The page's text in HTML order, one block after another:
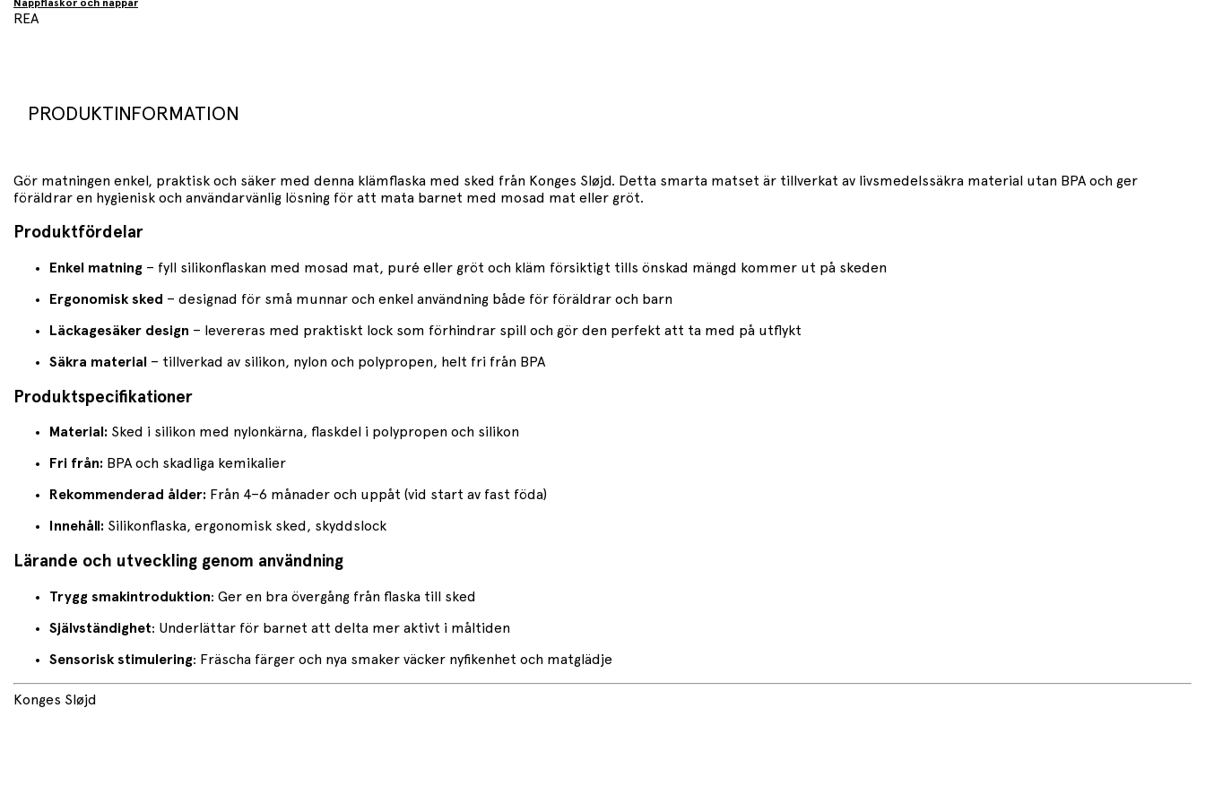
Nappflaskor och nappar
REA
PRODUKTINFORMATION
Gör matningen enkel, praktisk och säker med denna klämflaska med sked från Konges Sløjd. Detta smarta matset är tillverkat av livsmedelssäkra material utan BPA och ger
föräldrar en hygienisk och användarvänlig lösning för att mata barnet med mosad mat eller gröt.
Produktfördelar
Enkel matning – fyll silikonflaskan med mosad mat, puré eller gröt och kläm försiktigt tills önskad mängd kommer ut på skeden
Ergonomisk sked – designad för små munnar och enkel användning både för föräldrar och barn
Läckagesäker design – levereras med praktiskt lock som förhindrar spill och gör den perfekt att ta med på utflykt
Säkra material – tillverkad av silikon, nylon och polypropen, helt fri från BPA
Produktspecifikationer
Material: Sked i silikon med nylonkärna, flaskdel i polypropen och silikon
Fri från: BPA och skadliga kemikalier
Rekommenderad ålder: Från 4–6 månader och uppåt (vid start av fast föda)
Innehåll: Silikonflaska, ergonomisk sked, skyddslock
Lärande och utveckling genom användning
Trygg smakintroduktion: Ger en bra övergång från flaska till sked
Självständighet: Underlättar för barnet att delta mer aktivt i måltiden
Sensorisk stimulering: Fräscha färger och nya smaker väcker nyfikenhet och matglädje
Konges Sløjd